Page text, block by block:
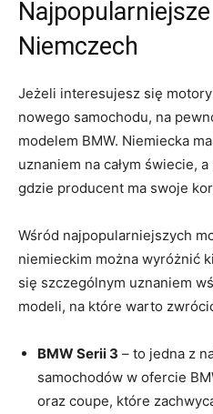
Niemczech
Jeżeli interesujesz​ się​
nowego samochodu, na
modelem BMW.⁤ Niemiecka
uznaniem na⁢ całym świecie,
gdzie ‍producent ma ‌swoje
Wśród najpopularniejszych
niemieckim można wyróżnić
się szczególnym⁢ uznaniem
modeli, ‍na które warto
BMW Serii 3 – to jedna z
samochodów w ⁢ofercie
oraz coupe, które